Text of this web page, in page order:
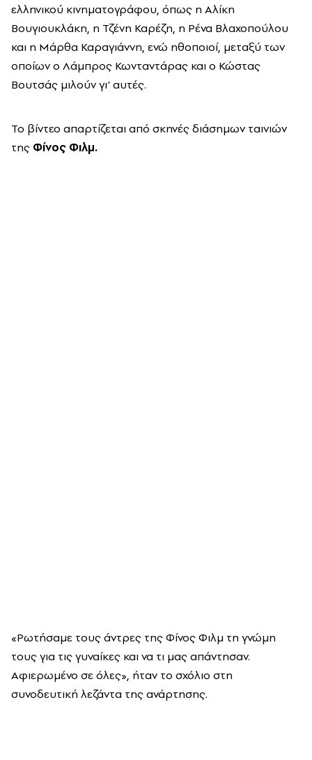
ελληνικού κινηματογράφου, όπως η Αλίκη
Βουγιουκλάκη, η Τζένη Καρέζη, η Ρένα Βλαχοπούλου
και η Μάρθα Καραγιάννη, ενώ ηθοποιοί, μεταξύ των
οποίων ο Λάμπρος Κωνταντάρας και ο Κώστας
Βουτσάς μιλούν γι' αυτές.
Το βίντεο απαρτίζεται από σκηνές διάσημων ταινιών
της Φίνος Φιλμ.
«Ρωτήσαμε τους άντρες της Φίνος Φιλμ τη γνώμη
τους για τις γυναίκες και να τι μας απάντησαν.
Αφιερωμένο σε όλες», ήταν το σχόλιο στη
συνοδευτική λεζάντα της ανάρτησης.